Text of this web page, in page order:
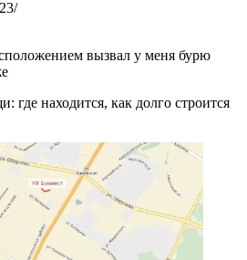
вызвал у меня бурю
где находится, как долго строится